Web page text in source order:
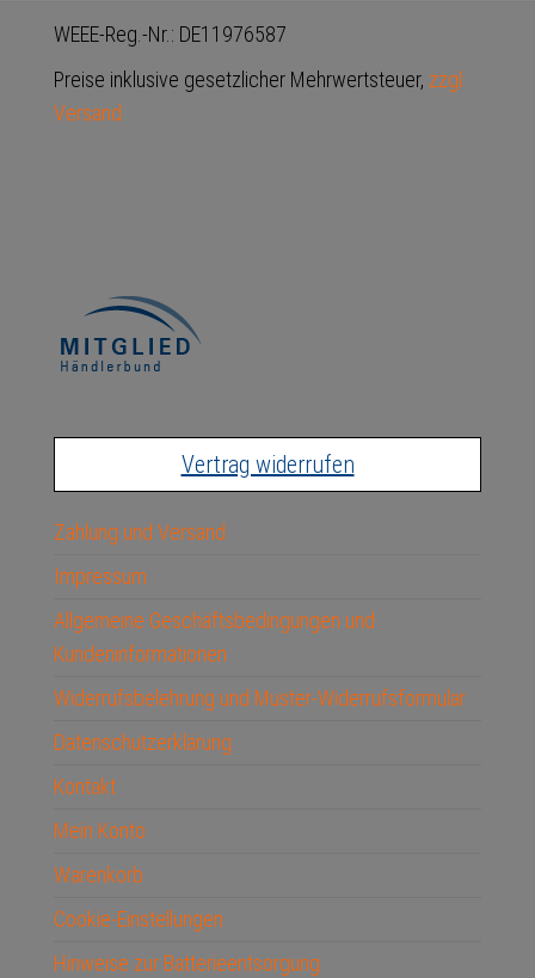
WEEE-Reg.-Nr.: DE11976587
Preise inklusive gesetzlicher Mehrwertsteuer, zzgl.
Versand
Vertrag widerrufen
Zahlung und Versand
Impressum
Allgemeine Geschäftsbedingungen und
Kundeninformationen
Widerrufsbelehrung und Muster-Widerrufsformular
Datenschutzerklärung
Kontakt
Mein Konto
Warenkorb
Cookie-Einstellungen
Hinweise zur Batterieentsorgung